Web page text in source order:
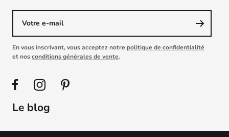
Votre e-mail
En vous inscrivant, vous acceptez notre politique de confidentialité
et nosconditions générales de vente.
Le blog